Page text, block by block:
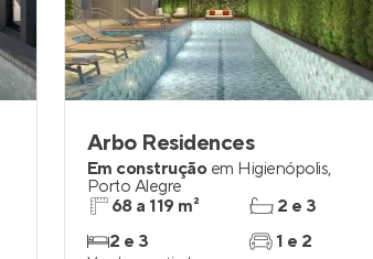
Arbo Residences
Em construção em Higienópolis,
Porto Alegre
68 a 119 m²
2 e 3
2 e 3
1 e 2